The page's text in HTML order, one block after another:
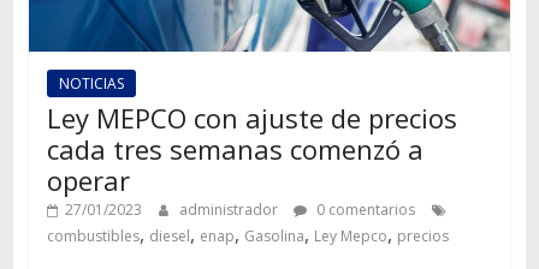
NOTICIAS
Ley MEPCO con ajuste de precios
cada tres semanas comenzó a
operar
27/01/2023 administrador
0 comentarios
combustibles, diesel, enap, Gasolina, Ley Mepco, precios